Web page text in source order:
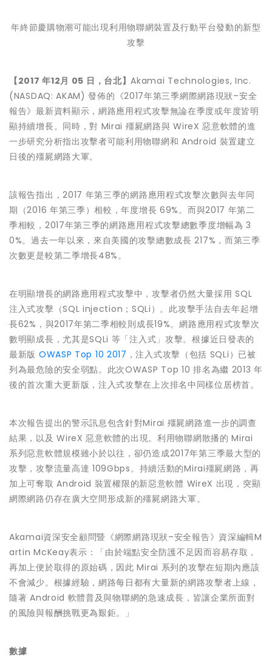
年終節慶購物潮可能出現利用物聯網裝置及行動平台發動的新型
攻擊
【2017年12月 05 日，台北】Akamai Technologies, Inc.
(NASDAQ: AKAM) 發佈的《2017年第三季網際網路現狀–安全
報告》最新資料顯示，網路應用程式攻擊無論在季度或年度皆明
顯持續增長。同時，對 Mirai 殭屍網路與 WireX 惡意軟體的進
一步研究分析指出攻擊者可能利用物聯網和 Android 裝置建立
日後的殭屍網路大軍。
該報告指出，2017 年第三季的網路應用程式攻擊次數與去年同
期（2016 年第三季）相較，年度增長 69%。而與2017 年第二
季相較，2017年第三季的網路應用程式攻擊總數季度增幅為 3
0%。過去一年以來，來自美國的攻擊總數成長 217%，而第三季
次數更是較第二季增長48%。
在明顯增長的網路應用程式攻擊中，攻擊者仍然大量採用 SQL
注入式攻擊（SQL injection；SQLi）。此攻擊手法自去年起增
長62%，與2017年第二季相較則成長19%。網路應用程式攻擊次
數明顯成長，尤其是SQLi 等「注入式」攻擊。根據近日發表的
最新版 OWASP Top 10 2017 ，注入式攻擊（包括 SQLi）已被
列為最危險的安全弱點。此次OWASP Top 10 排名為繼 2013 年
後的首次重大更新版，注入式攻擊在上次排名中同樣位居榜首。
本次報告提出的警示訊息包含針對Mirai 殭屍網路進一步的調查
結果，以及 WireX 惡意軟體的出現。利用物聯網散播的 Mirai
系列惡意軟體規模雖小於以往，卻仍造成2017年第三季最大型的
攻擊，攻擊流量高達 109Gbps。持續活動的Mirai殭屍網路，再
加上可奪取 Android 裝置權限的新惡意軟體 WireX 出現，突顯
網際網路仍存在廣大空間形成新的殭屍網路大軍。
Akamai資深安全顧問暨《網際網路現狀–安全報告》資深編輯M
artin McKeay表示：「由於端點安全防護不足因而容易存取，
再加上便於取得的原始碼，因此 Mirai 系列的攻擊在短期內應該
不會減少。根據經驗，網路每日都有大量新的網路攻擊者上線，
隨著 Android 軟體普及與物聯網的急速成長，皆讓企業所面對
的風險與報酬挑戰更為艱鉅。」
數據